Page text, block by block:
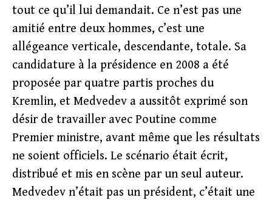
tout ce qu’il lui demandait. Ce n’est pas une
amitié entre deux hommes, c’est une
allégeance verticale, descendante, totale. Sa
candidature à la présidence en 2008 a été
proposée par quatre partis proches du
Kremlin, et Medvedev a aussitôt exprimé son
désir de travailler avec Poutine comme
Premier ministre, avant même que les résultats
ne soient officiels. Le scénario était écrit,
distribué et mis en scène par un seul auteur.
Medvedev n’était pas un président, c’était une